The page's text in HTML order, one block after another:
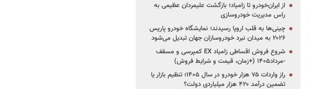
از ایران‌خودرو تا زامیاد؛ بازگشت علیمردان عظیمی به
راس مدیریت خودروسازی
چینی‌ها به قلب اروپا رسیدند؛ نمایشگاه خودرو پاریس
۲۰۲۶ به میدان نبرد خودروسازان جهان تبدیل می‌شود
شروع فروش اقساطی زامیاد EX کمپرسی و مسقف
-مرداد۱۴۰۵ (+زمان، قیمت و شرایط فروش)
راز واردات ۷۵ هزار خودرو در سال ۱۴۰۵؛ تنظیم بازار یا
تضمین درآمد ۴۲۰ هزار میلیاردی دولت؟